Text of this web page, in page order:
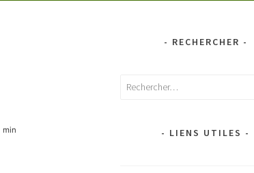
min
- RECHERCHER -
Rechercher :
- LIENS UTILES -